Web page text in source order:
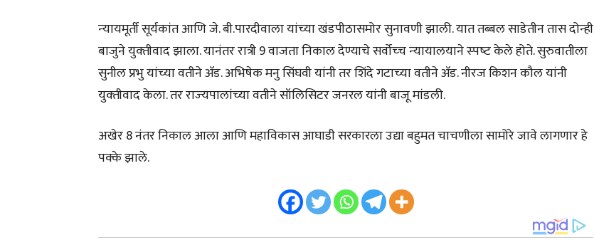
न्‍यायमूर्ती सूर्यकांत आणि जे. बी.पारदीवाला यांच्‍या खंडपीठासमोर सुनावणी झाली. यात तब्‍बल साडेतीन तास दोन्‍ही
बाजुने युक्‍तीवाद झाला. यानंतर रात्री 9 वाजता निकाल देण्याचे सर्वोच्‍च न्‍यायालयाने स्‍पष्‍ट केले होते. सुरुवातीला
सुनील प्रभु यांच्‍या वतीने ॲड. अभिषेक मनु सिंघवी यांनी तर शिंदे गटाच्‍या वतीने ॲड. नीरज किशन कौल यांनी
युक्‍तीवाद केला. तर राज्‍यपालांच्‍या वतीने सॉलिसिटर जनरल यांनी बाजू मांडली.
अखेर 8 नंतर निकाल आला आणि महाविकास आघाडी सरकारला उद्या बहुमत चाचणीला सामोरे जावे लागणार हे
पक्के झाले.